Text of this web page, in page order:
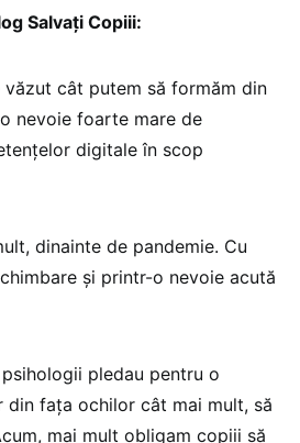
Salvați Copiii:
văzut cât putem să formăm din
nevoie foarte mare de
digitale în scop
dinainte de pandemie. Cu
și printr-o nevoie acută
pledau pentru o
din fața ochilor cât mai mult, să
mai mult obligam copiii să